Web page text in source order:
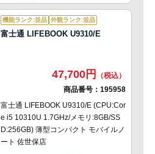
機能ランク:並品 外観ランク:並品
富士通 LIFEBOOK U9310/E
47,700円
商品番号： 195958
富士通 LIFEBOOK U9310/E (CPU:Cor
e i5 10310U 1.7GHz/メモリ:8GB/SS
D:256GB) 薄型コンパクト モバイルノ
ート 佐世保店